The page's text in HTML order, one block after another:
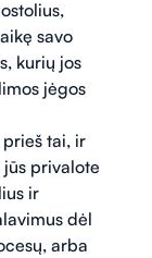
savo
kurių jos
jėgos
tai, ir
privalote
ir
dėl
arba